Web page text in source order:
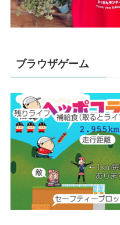
ブラウザゲーム